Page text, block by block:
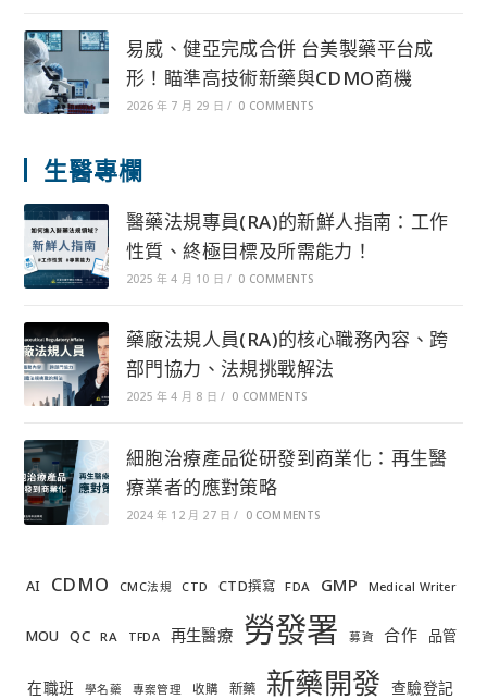
易威、健亞完成合併 台美製藥平台成
形！瞄準高技術新藥與CDMO商機
2026 年 7 月 29 日 / 0 COMMENTS
生醫專欄
醫藥法規專員(RA)的新鮮人指南：工作
性質、終極目標及所需能力！
2025 年 4 月 10 日 / 0 COMMENTS
藥廠法規人員(RA)的核心職務內容、跨
部門協力、法規挑戰解法
2025 年 4 月 8 日 / 0 COMMENTS
細胞治療產品從研發到商業化：再生醫
療業者的應對策略
2024 年 12 月 27 日 / 0 COMMENTS
AI CDMO CMC法規 CTD CTD撰寫 FDA GMP Medical Writer
MOU QC RA TFDA 再生醫療 勞發署 募資 合作 品管
在職班 學名藥 專案管理 收購 新藥 新藥開發 查驗登記